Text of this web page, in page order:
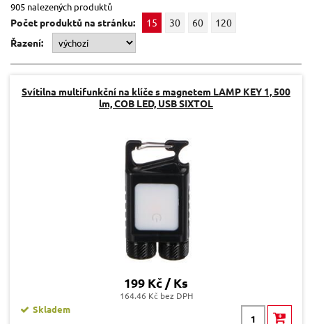
905 nalezených produktů
Počet produktů na stránku: 15 30 60
120
Řazení:
Svítilna multifunkční na klíče s magnetem LAMP KEY 1, 500
lm, COB LED, USB SIXTOL
199 Kč / Ks
164.46 Kč bez DPH
Skladem